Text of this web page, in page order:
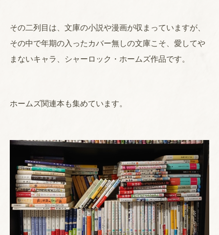
その二列目は、文庫の小説や漫画が収まっていますが、
その中で年期の入ったカバー無しの文庫こそ、愛してや
まないキャラ、シャーロック・ホームズ作品です。
ホームズ関連本も集めています。